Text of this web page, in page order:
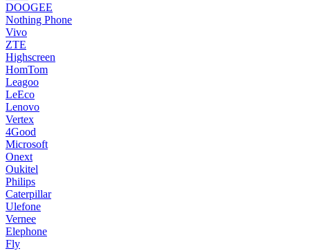
DOOGEE
Nothing Phone
Vivo
ZTE
Highscreen
HomTom
Leagoo
LeEco
Lenovo
Vertex
4Good
Microsoft
Onext
Oukitel
Philips
Caterpillar
Ulefone
Vernee
Elephone
Fly